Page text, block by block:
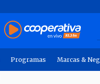
Programas Marcas &